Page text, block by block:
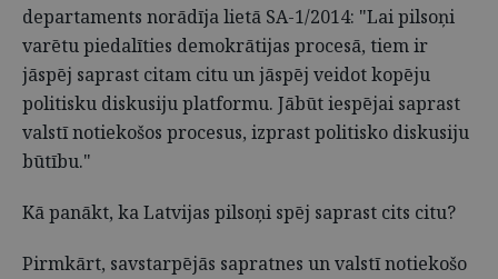
departaments norādīja lietā SA-1/2014: "Lai pilsoņi
varētu piedalīties demokrātijas procesā, tiem ir
jāspēj saprast citam citu un jāspēj veidot kopēju
politisku diskusiju platformu. Jābūt iespējai saprast
valstī notiekošos procesus, izprast politisko diskusiju
būtību."
Kā panākt, ka Latvijas pilsoņi spēj saprast cits citu?
Pirmkārt, savstarpējās sapratnes un valstī notiekošo